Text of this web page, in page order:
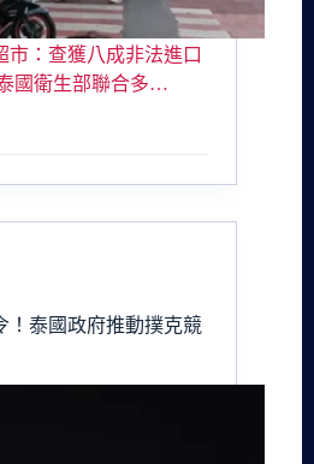
市：查獲八成非法進口
國衛生部聯合多…
！泰國政府推動撲克競